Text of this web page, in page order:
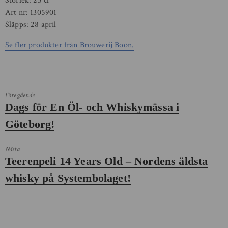
Art nr: 1305901
Släpps: 28 april
Se fler produkter från Brouwerij Boon.
Föregående
Föregående
inlägg:
Dags för En Öl- och Whiskymässa i
Göteborg!
Nästa
Nästa
inlägg:
Teerenpeli 14 Years Old – Nordens äldsta
whisky på Systembolaget!